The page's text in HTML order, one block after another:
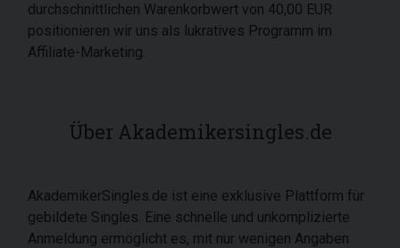
durchschnittlichen Warenkorbwert von 40,00 EUR
positionieren wir uns als lukratives Programm im
Affiliate-Marketing.
Über Akademikersingles.de
AkademikerSingles.de ist eine exklusive Plattform für
gebildete Singles. Eine schnelle und unkomplizierte
Anmeldung ermöglicht es, mit nur wenigen Angaben